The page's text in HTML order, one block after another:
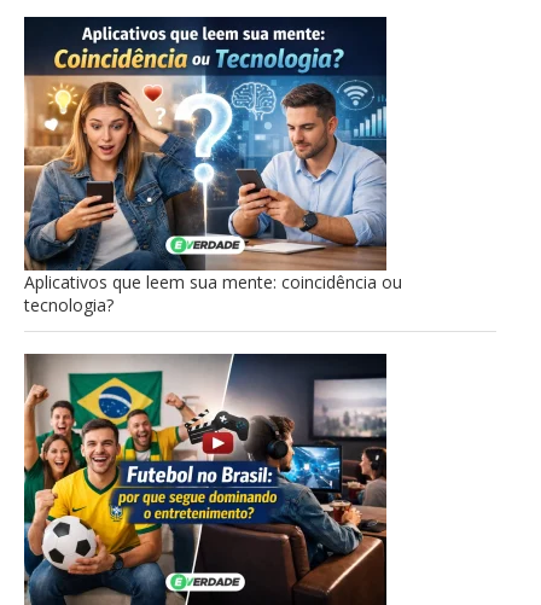
Aplicativos que leem sua mente: coincidência ou
tecnologia?